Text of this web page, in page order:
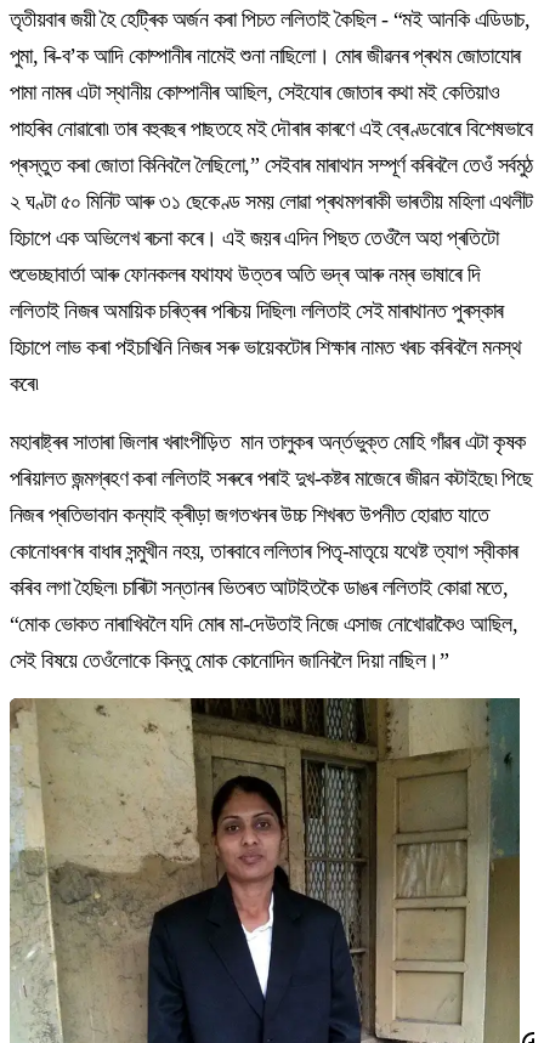
তৃতীয়বাৰ জয়ী হৈ হেট্ৰিক অৰ্জন কৰা পিচত ললিতাই কৈছিল - “মই আনকি এডিডাচ,
পুমা, ৰি-ব’ক আদি কোম্পানীৰ নামেই শুনা নাছিলো। মোৰ জীৱনৰ প্ৰথম জোতাযোৰ
পামা নামৰ এটা স্থানীয় কোম্পানীৰ আছিল, সেইযোৰ জোতাৰ কথা মই কেতিয়াও
পাহৰিব নোৱাৰো৷ তাৰ বহুবছৰ পাছতহে মই দৌৰাৰ কাৰণে এই ব্ৰেণ্ডবোৰে বিশেষভাবে
প্ৰস্তুত কৰা জোতা কিনিবলৈ লৈছিলো,” সেইবাৰ মাৰাথান সম্পূৰ্ণ কৰিবলৈ তেওঁ সৰ্বমুঠ
২ ঘণ্টা ৫০ মিনিট আৰু ৩১ ছেকেণ্ড সময় লোৱা প্ৰথমগৰাকী ভাৰতীয় মহিলা এথলীট
হিচাপে এক অভিলেখ ৰচনা কৰে। এই জয়ৰ এদিন পিছত তেওঁলৈ অহা প্ৰতিটো
শুভেচ্ছাবাৰ্তা আৰু ফোনকলৰ যথাযথ উত্তৰ অতি ভদ্ৰ আৰু নম্ৰ ভাষাৰে দি
ললিতাই নিজৰ অমায়িক চৰিত্ৰৰ পৰিচয় দিছিল৷ ললিতাই সেই মাৰাথানত পুৰস্কাৰ
হিচাপে লাভ কৰা পইচাখিনি নিজৰ সৰু ভায়েকটোৰ শিক্ষাৰ নামত খৰচ কৰিবলৈ মনস্থ
কৰে৷
মহাৰাষ্ট্ৰৰ সাতাৰা জিলাৰ খৰাংপীড়িত মান তালুকৰ অৰ্ন্তভুক্ত মোহি গাঁৱৰ এটা কৃষক
পৰিয়ালত জন্মগ্ৰহণ কৰা ললিতাই সৰুৰে পৰাই দুখ-কষ্টৰ মাজেৰে জীৱন কটাইছে৷ পিছে
নিজৰ প্ৰতিভাবান কন্যাই ক্ৰীড়া জগতখনৰ উচ্চ শিখৰত উপনীত হোৱাত যাতে
কোনোধৰণৰ বাধাৰ সন্মুখীন নহয়, তাৰবাবে ললিতাৰ পিতৃ-মাতৃয়ে যথেষ্ট ত্যাগ স্বীকাৰ
কৰিব লগা হৈছিল৷ চাৰিটা সন্তানৰ ভিতৰত আটাইতকৈ ডাঙৰ ললিতাই কোৱা মতে,
“মোক ভোকত নাৰাখিবলৈ যদি মোৰ মা-দেউতাই নিজে এসাজ নোখোৱাকৈও আছিল,
সেই বিষয়ে তেওঁলোকে কিন্তু মোক কোনোদিন জানিবলৈ দিয়া নাছিল।”